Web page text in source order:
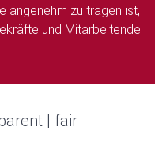
angenehm zu tragen ist,
und Mitarbeitende
| fair